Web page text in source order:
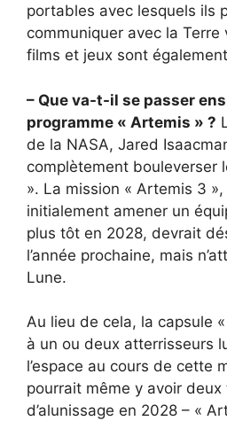
portables avec lesquels ils
communiquer avec la Terre
films et jeux sont
– Que va-t-il se passer
programme « Artemis » ?
de la NASA, Jared
complètement bouleverser
». La mission « Artemis 3
initialement amener un
plus tôt en 2028, devrait
l’année prochaine, mais
Lune.
Au lieu de cela, la capsule «
à un ou deux atterrisseurs
l’espace au cours de cette
pourrait même y avoir
d’alunissage en 2028 – «